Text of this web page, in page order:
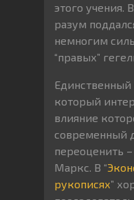
этого учения.
разум
немногим
“правых”
Единственный
который
влияние
современный
переоценить
Маркс. В “
рукописях”